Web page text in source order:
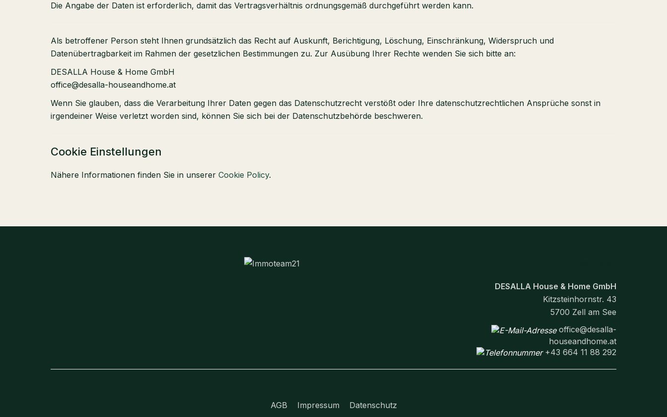
Die Angabe der Daten ist erforderlich, damit das Vertragsverhältnis ordnungsgemäß durchgeführt werden kann.
Als betroffener Person steht Ihnen grundsätzlich das Recht auf Auskunft, Berichtigung, Löschung, Einschränkung, Widerspruch und
Datenübertragbarkeit im Rahmen der gesetzlichen Bestimmungen zu. Zur Ausübung Ihrer Rechte wenden Sie sich bitte an:
DESALLA House & Home GmbH
office@desalla-houseandhome.at
Wenn Sie glauben, dass die Verarbeitung Ihrer Daten gegen das Datenschutzrecht verstößt oder Ihre datenschutzrechtlichen Ansprüche sonst in
irgendeiner Weise verletzt worden sind, können Sie sich bei der Datenschutzbehörde beschweren.
Cookie Einstellungen
Nähere Informationen finden Sie in unserer Cookie Policy.
DESALLA House & Home GmbH
Kitzsteinhornstr. 43
5700 Zell am See
office@desalla-
houseandhome.at
+43 664 11 88 292
AGB Impressum Datenschutz